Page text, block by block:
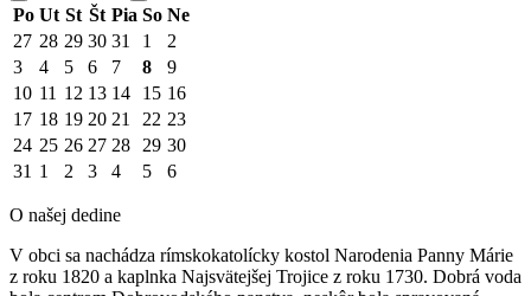
Po Ut St Št Pia So Ne
27 28 29 30 31 1
2
3
4 5 6 7 8
9
10 11 12 13 14 15 16
17 18 19 20 21 22 23
24 25 26 27 28 29 30
31 1 2 3 4 5 6
O našej dedine
V obci sa nachádza rímskokatolícky kostol Narodenia Panny Márie
z roku 1820 a kaplnka Najsvätejšej Trojice z roku 1730. Dobrá voda